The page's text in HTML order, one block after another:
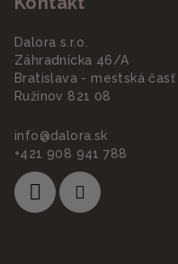
Dalora s.r.o.
Záhradnícka 46/A
Bratislava - mestská časť
Ružinov 821 08
info@dalora.sk
+421 908 941 788